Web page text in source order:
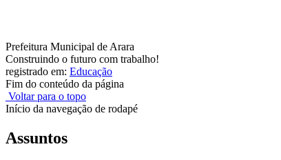
Prefeitura Municipal de Arara
Construindo o futuro com trabalho!
registrado em: Educação
Fim do conteúdo da página
Voltar para o topo
Início da navegação de rodapé
Assuntos